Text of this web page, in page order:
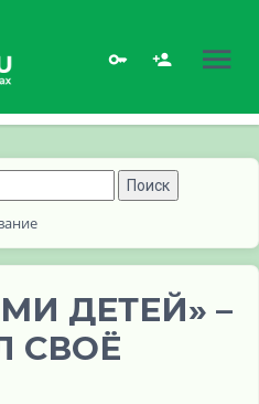
ДЕТЕЙ» –
СВОЁ